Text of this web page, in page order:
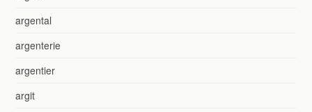
argental
argenterie
argentier
argit